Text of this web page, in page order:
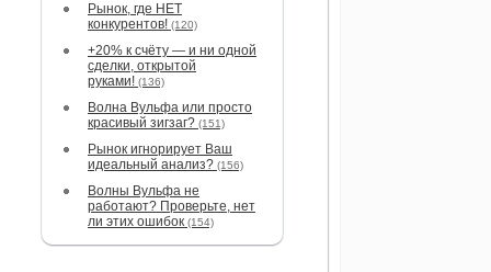
Рынок, где НЕТ
конкурентов! (120)
+20% к счёту — и ни одной
сделки, открытой
руками! (136)
Волна Вульфа или просто
красивый зигзаг? (151)
Рынок игнорирует Ваш
идеальный анализ? (156)
Волны Вульфа не
работают? Проверьте, нет
ли этих ошибок (154)